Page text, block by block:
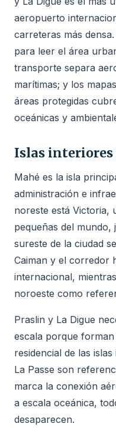
aeropuerto
carreteras más
para leer el área
transporte separa
marítimas; y los
áreas protegidas
oceánicas y
Islas
Mahé es la isla
administración e
noreste está Victoria,
pequeñas del
sureste de la ciudad
Caiman y el corredor
internacional,
noroeste como
Praslin y La Digue
escala porque
residencial de las
La Passe son
marca la conexión
a escala oceánica,
desaparecen.